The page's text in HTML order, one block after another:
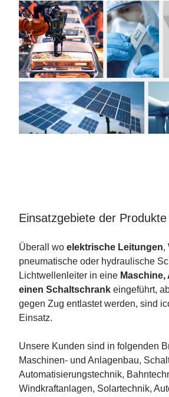
Einsatzgebiete der Produkte
Überall wo elektrische Leitungen,
pneumatische oder hydraulische
Lichtwellenleiter in eine
einen Schaltschrank eingeführt,
gegen Zug entlastet werden, sind
Einsatz.
Unsere Kunden sind in folgenden
Maschinen- und Anlagenbau,
Automatisierungstechnik,
Windkraftanlagen, Solartechnik,